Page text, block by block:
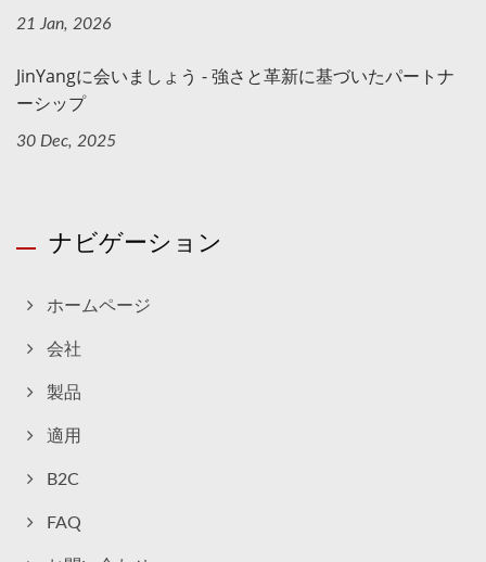
21 Jan, 2026
JinYangに会いましょう - 強さと革新に基づいたパートナ
ーシップ
30 Dec, 2025
ナビゲーション
ホームページ
会社
製品
適用
B2C
FAQ